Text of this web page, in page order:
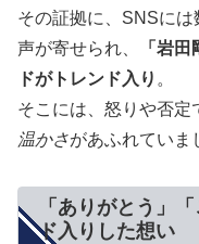
その証拠に、SNSに
声が寄せられ、
「岩
ドがトレンド入り 。
そこには、怒りや否定
温かさがあふれていま
「ありがとう」
ド入りした想い